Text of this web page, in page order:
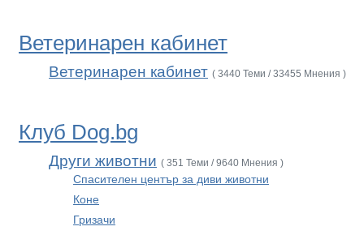
Ветеринарен кабинет
Ветеринарен кабинет ( 3440 Теми / 33455 Мнения )
Клуб Dog.bg
Други животни ( 351 Теми / 9640 Мнения )
Спасителен център за диви животни
Коне
Гризачи